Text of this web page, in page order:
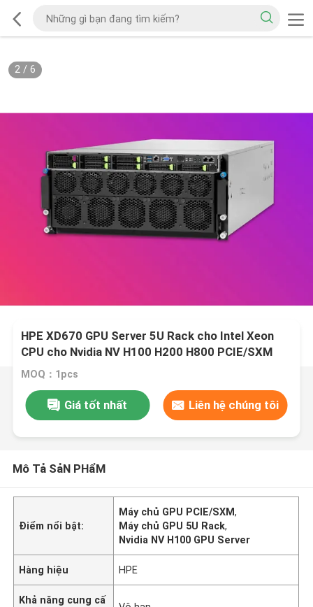
2/ 6
HPE XD670 GPU Server 5U Rack cho Intel Xeon
CPU cho Nvidia NV H100 H200 H800 PCIE/SXM
Nvlink AI Supercomputing Case
MOQ：1pcs
Giá tốt nhất Liên hệ chúng tôi
Mô Tả SảN PHẩM
Điểm nổi bật:
Máy chủ GPU PCIE/SXM,
Máy chủ GPU 5U Rack,
Nvidia NV H100 GPU Server
Hàng hiệu HPE
Khả năng cung cấ